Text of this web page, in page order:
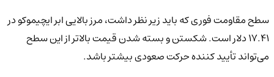
سطح مقاومت فوری که باید زیر نظر داشت، مرز بالایی ابر ایچیموکو در
۱۷.۴۱ دلار است. شکستن و بسته شدن قیمت بالاتر از این سطح
می‌تواند تأیید کننده حرکت صعودی بیشتر باشد.